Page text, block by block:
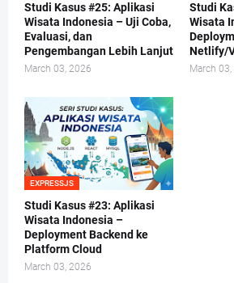
Studi Kasus #25: Aplikasi
Wisata Indonesia – Uji Coba,
Evaluasi, dan
Pengembangan Lebih Lanjut
March 03, 2026
Studi
Wisata
Netlify/
March
EXPRESSJS
Studi Kasus #23: Aplikasi
Wisata Indonesia –
Deployment Backend ke
Platform Cloud
March 03, 2026